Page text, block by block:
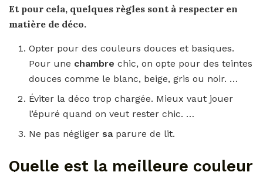
Et pour cela, quelques règles sont à respecter en
matière de déco.
Opter pour des couleurs douces et basiques.
Pour une chambrechic, on opte pour des teintes
douces comme le blanc, beige, gris ou noir. …
Éviter la déco trop chargée. Mieux vaut jouer
l’épuré quand on veut rester chic. …
Ne pas négliger sa parure de lit.
Quelle est la meilleure couleur